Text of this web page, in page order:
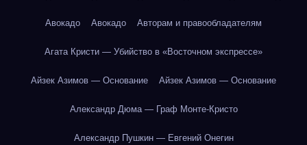
Авокадо Авокадо Авторам и правообладателям
Агата Кристи — Убийство в «Восточном экспрессе»
Айзек Азимов — Основание Айзек Азимов — Основание
Александр Дюма — Граф Монте-Кристо
Александр Пушкин — Евгений Онегин